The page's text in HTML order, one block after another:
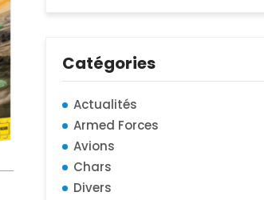
Catégories
Actualités
Armed Forces
Avions
Chars
Divers